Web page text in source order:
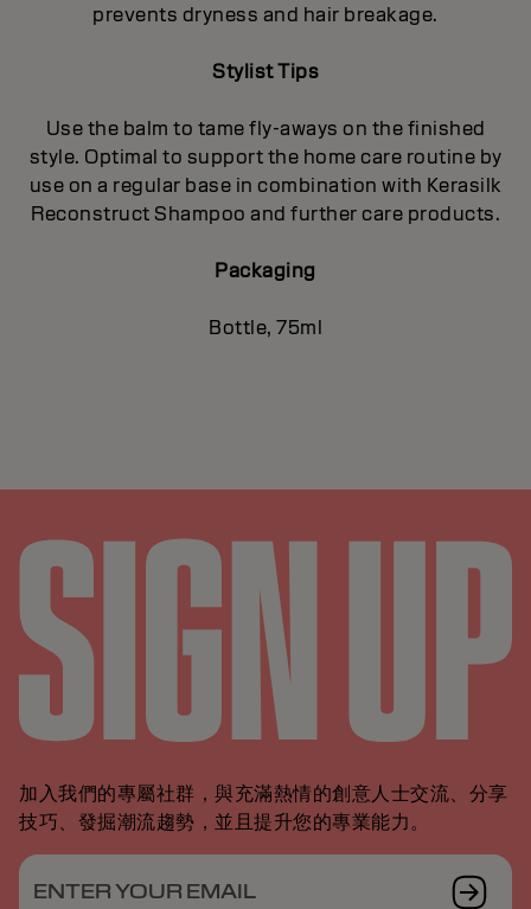
prevents dryness and hair breakage.
Stylist Tips
Use the balm to tame fly-aways on the finished
style. Optimal to support the home care routine by
use on a regular base in combination with Kerasilk
Reconstruct Shampoo and further care products.
Packaging
Bottle, 75ml
加入我們的專屬社群，與充滿熱情的創意人士交流、分享
技巧、發掘潮流趨勢，並且提升您的專業能力。
ENTER YOUR EMAIL